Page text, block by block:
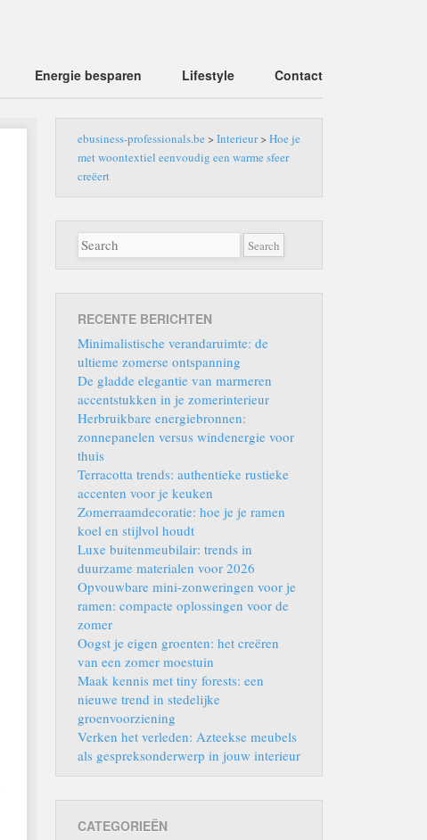
Energie besparen Lifestyle Contact
ebusiness-professionals.be > Interieur> Hoe je
met woontextiel eenvoudig een warme sfeer
creëert
RECENTE BERICHTEN
Minimalistische verandaruimte: de
ultieme zomerse ontspanning
De gladde elegantie van marmeren
accentstukken in je zomerinterieur
Herbruikbare energiebronnen:
zonnepanelen versus windenergie voor
thuis
Terracotta trends: authentieke rustieke
accenten voor je keuken
Zomerraamdecoratie: hoe je je ramen
koel en stijlvol houdt
Luxe buitenmeubilair: trends in
duurzame materialen voor 2026
Opvouwbare mini-zonweringen voor je
ramen: compacte oplossingen voor de
zomer
Oogst je eigen groenten: het creëren
van een zomer moestuin
Maak kennis met tiny forests: een
nieuwe trend in stedelijke
groenvoorziening
Verken het verleden: Azteekse meubels
als gespreksonderwerp in jouw interieur
CATEGORIEËN